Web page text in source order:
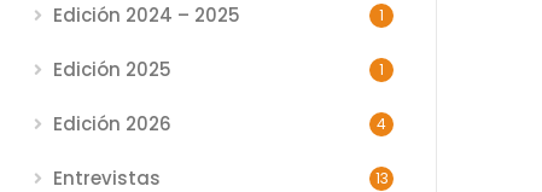
Edición 2024 – 2025 1
Edición 2025 1
Edición 2026 4
Entrevistas 13